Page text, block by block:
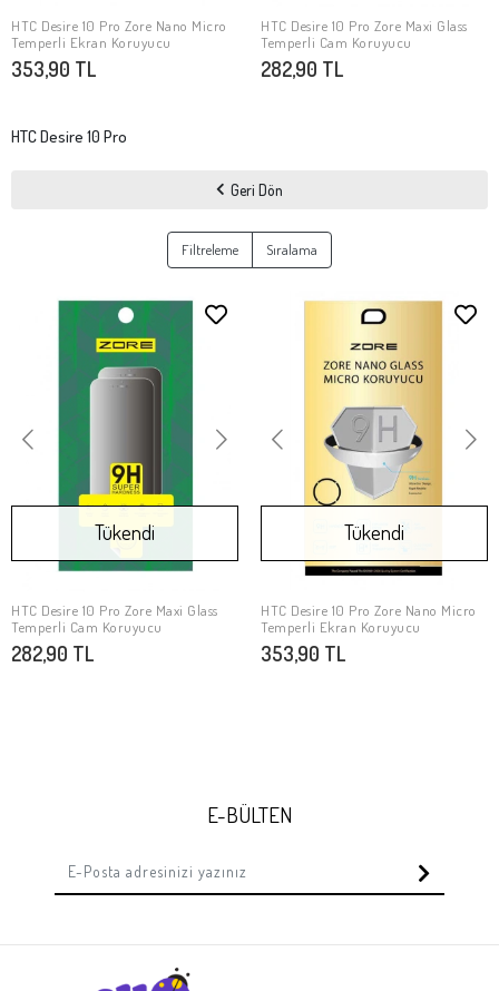
Stokta Yok
HTC Desire 10 Pro Zore Nano Micro
Temperli Ekran Koruyucu
353,90 TL
Stokta Yok
HTC Desire 10 Pro Zore Maxi Glass
Temperli Cam Koruyucu
282,90 TL
HTC Desire 10 Pro
Geri Dön
Filtreleme Sıralama
Stokta Yok
Tükendi
HTC Desire 10 Pro Zore Maxi Glass
Temperli Cam Koruyucu
282,90 TL
Stokta Yok
Tükendi
HTC Desire 10 Pro Zore Nano Micro
Temperli Ekran Koruyucu
353,90 TL
E-BÜLTEN